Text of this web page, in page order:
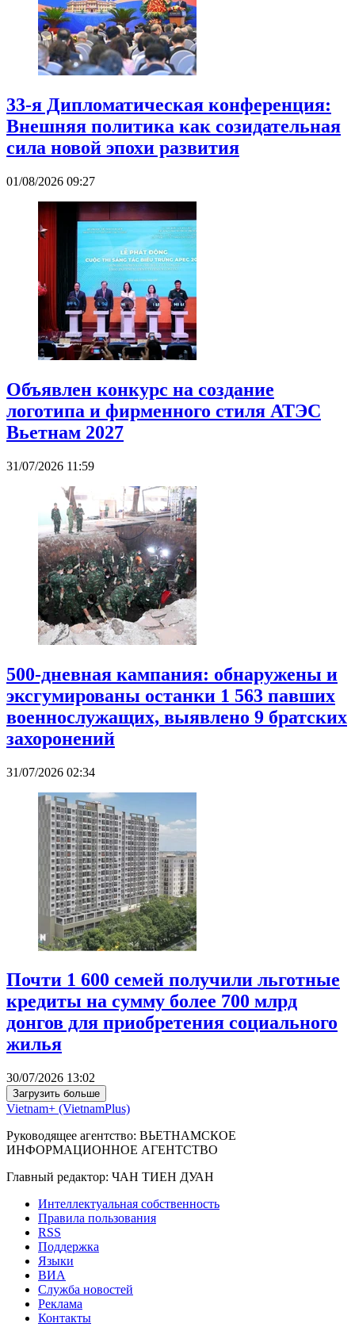
33-я Дипломатическая конференция:
Внешняя политика как созидательная
сила новой эпохи развития
01/08/2026 09:27
Объявлен конкурс на создание
логотипа и фирменного стиля АТЭС
Вьетнам 2027
31/07/2026 11:59
500-дневная кампания: обнаружены и
эксгумированы останки 1 563 павших
военнослужащих, выявлено 9 братских
захоронений
31/07/2026 02:34
Почти 1 600 семей получили льготные
кредиты на сумму более 700 млрд
донгов для приобретения социального
жилья
30/07/2026 13:02
Загрузить больше
Vietnam+ (VietnamPlus)
Руководящее агентство: ВЬЕТНАМСКОЕ
ИНФОРМАЦИОННОЕ АГЕНТСТВО
Главный редактор: ЧАН ТИЕН ДУАН
Интеллектуальная собственность
Правила пользования
RSS
Поддержка
Языки
ВИА
Служба новостей
Реклама
Контакты